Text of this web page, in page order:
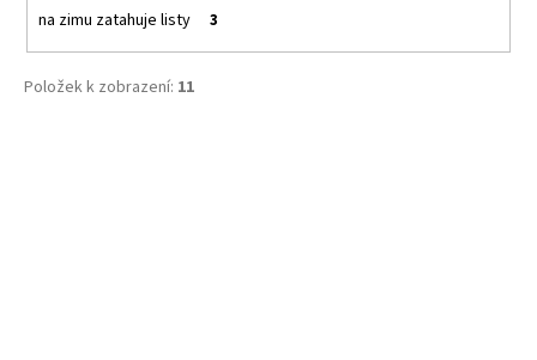
na zimu zatahuje listy 3
Položek k zobrazení: 11